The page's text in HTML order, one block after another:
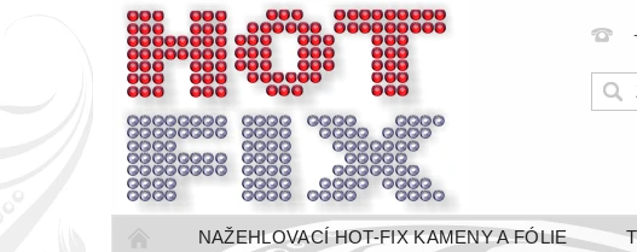
NAŽEHLOVACÍ HOT-FIX KAMENY A FÓLIE